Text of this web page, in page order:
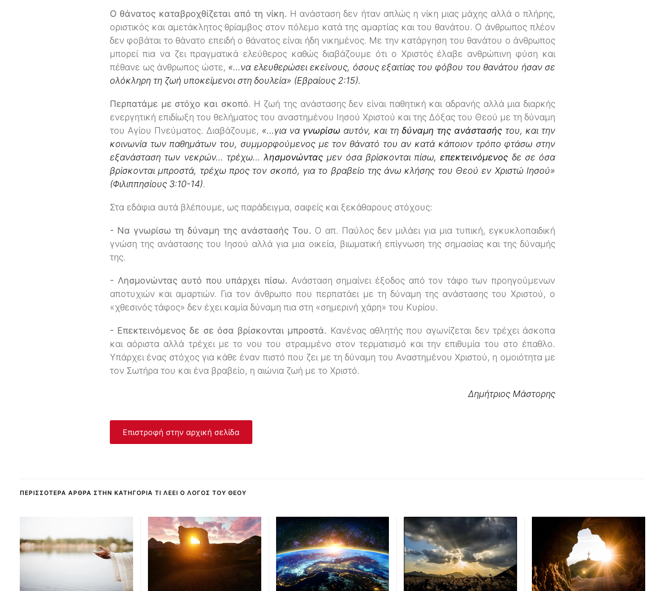
Ο θάνατος καταβροχθίζεται από τη νίκη. Η ανάσταση δεν ήταν απλώς η νίκη μιας μάχης αλλά ο πλήρης,
οριστικός και αμετάκλητος θρίαμβος στον πόλεμο κατά της αμαρτίας και του θανάτου. Ο άνθρωπος πλέον
δεν φοβάται το θάνατο επειδή ο θάνατος είναι ήδη νικημένος. Με την κατάργηση του θανάτου ο άνθρωπος
μπορεί πια να ζει πραγματικά ελεύθερος καθώς διαβάζουμε ότι ο Χριστός έλαβε ανθρώπινη φύση και
πέθανε ως άνθρωπος ώστε, «…να ελευθερώσει εκείνους, όσους εξαιτίας του φόβου του θανάτου ήσαν σε
ολόκληρη τη ζωή υποκείμενοι στη δουλεία» (Εβραίους 2:15).
Περπατάμε με στόχο και σκοπό. Η ζωή της ανάστασης δεν είναι παθητική και αδρανής αλλά μια διαρκής
ενεργητική επιδίωξη του θελήματος του αναστημένου Ιησού Χριστού και της Δόξας του Θεού με τη δύναμη
του Αγίου Πνεύματος. Διαβάζουμε, «…για να γνωρίσω αυτόν, και τη δύναμη της ανάστασής του, και την
κοινωνία των παθημάτων του, συμμορφούμενος με τον θάνατό του αν κατά κάποιον τρόπο φτάσω στην
εξανάσταση των νεκρών… τρέχω… λησμονώντας μεν όσα βρίσκονται πίσω,επεκτεινόμενος δε σε όσα
βρίσκονται μπροστά, τρέχω προς τον σκοπό, για το βραβείο της άνω κλήσης του Θεού εν Χριστώ Ιησού»
(Φιλιππησίους 3:10-14).
Στα εδάφια αυτά βλέπουμε, ως παράδειγμα, σαφείς και ξεκάθαρους στόχους:
- Να γνωρίσω τη δύναμη της ανάστασής Του. Ο απ. Παύλος δεν μιλάει για μια τυπική, εγκυκλοπαιδική
γνώση της ανάστασης του Ιησού αλλά για μια οικεία, βιωματική επίγνωση της σημασίας και της δύναμής
της.
- Λησμονώντας αυτό που υπάρχει πίσω. Ανάσταση σημαίνει έξοδος από τον τάφο των προηγούμενων
αποτυχιών και αμαρτιών. Για τον άνθρωπο που περπατάει με τη δύναμη της ανάστασης του Χριστού, ο
«χθεσινός τάφος» δεν έχει καμία δύναμη πια στη «σημερινή χάρη» του Κυρίου.
- Επεκτεινόμενος δε σε όσα βρίσκονται μπροστά. Κανένας αθλητής που αγωνίζεται δεν τρέχει άσκοπα
και αόριστα αλλά τρέχει με το νου του στραμμένο στον τερματισμό και την επιθυμία του στο έπαθλο.
Υπάρχει ένας στόχος για κάθε έναν πιστό που ζει με τη δύναμη του Αναστημένου Χριστού, η ομοιότητα με
τον Σωτήρα του και ένα βραβείο, η αιώνια ζωή με το Χριστό.
Δημήτριος Μάστορης
Επιστροφή στην αρχική σελίδα
ΠΕΡΙΣΣΌΤΕΡΑ ΆΡΘΡΑ ΣΤΗΝ ΚΑΤΗΓΟΡΊΑ ΤΙ ΛΈΕΙ Ο ΛΌΓΟΣ ΤΟΥ ΘΕΟΎ